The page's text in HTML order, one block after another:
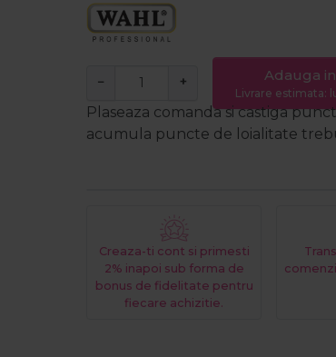
− + Adauga
Livrare estimata:
Plaseaza comanda si castiga
acumula puncte de loialitate
Creaza-ti cont si primesti
2% inapoi sub forma de
bonus de fidelitate pentru
fiecare achizitie.